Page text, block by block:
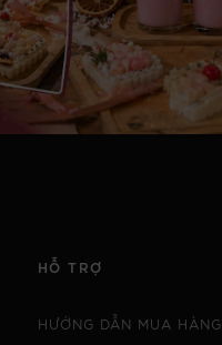
HỖ TRỢ
HƯỚNG DẪN MUA HÀNG